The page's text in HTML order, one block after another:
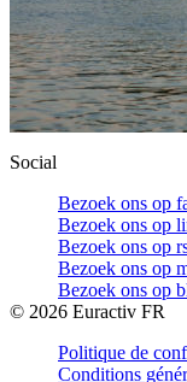
Social
Bezoek ons op
Bezoek ons op
Bezoek ons op
Bezoek ons op
Bezoek ons op
© 2026 Euractiv FR
Politique de
Conditions